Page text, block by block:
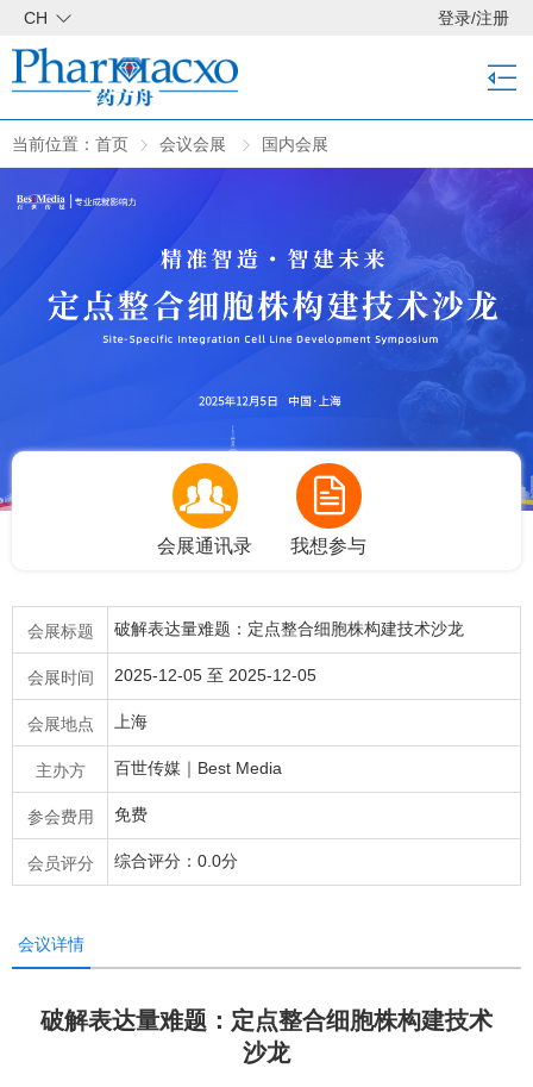
CH 登录/注册
当前位置： 首页 会议会展 国内会展
会展通讯录 我想参与
会展标题 破解表达量难题：定点整合细胞株构建技术沙龙
会展时间 2025-12-05 至 2025-12-05
会展地点 上海
主办方 百世传媒｜Best Media
参会费用 免费
会员评分 综合评分：0.0分
会议详情
破解表达量难题：定点整合细胞株构建技术
沙龙